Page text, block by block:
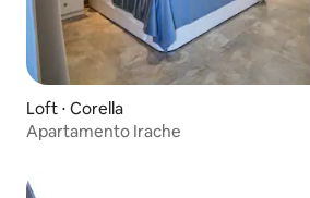
Loft ⋅ Corella
Apartamento Irache